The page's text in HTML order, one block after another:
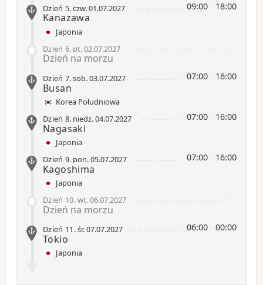
09:00 18:00
Dzień 5.czw.01.07.2027
Kanazawa
Japonia
Dzień 6. pt.02.07.2027
Dzień na morzu
07:00 16:00
Dzień 7.sob.03.07.2027
Busan
Korea Południowa
07:00 16:00
Dzień 8. niedz.04.07.2027
Nagasaki
Japonia
07:00 16:00
Dzień 9. pon.05.07.2027
Kagoshima
Japonia
Dzień 10.wt.06.07.2027
Dzień na morzu
06:00 00:00
Dzień 11 .śr.07.07.2027
Tokio
Japonia